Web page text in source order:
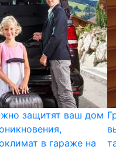
защитят ваш дом
в гараже на